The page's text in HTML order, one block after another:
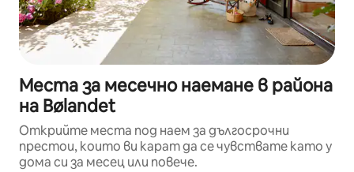
Места за месечно наемане в района
на Bølandet
Открийте места под наем за дългосрочни
престои, които ви карат да се чувствате като у
дома си за месец или повече.